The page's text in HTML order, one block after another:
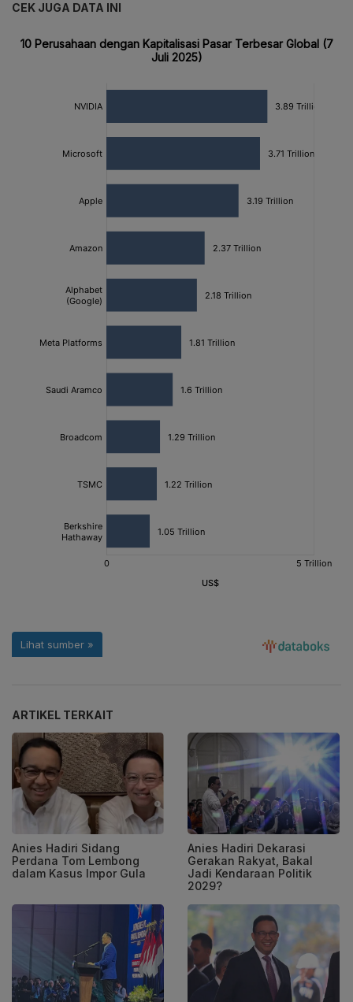
CEK JUGA DATA INI
ARTIKEL TERKAIT
Anies Hadiri Sidang
Perdana Tom Lembong
dalam Kasus Impor Gula
Anies Hadiri Dekarasi
Gerakan Rakyat, Bakal
Jadi Kendaraan Politik
2029?